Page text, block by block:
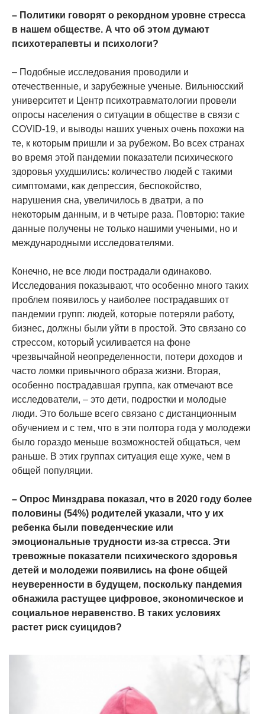
– Политики говорят о рекордном уровне стресса
в нашем обществе. А что об этом думают
психотерапевты и психологи?
– Подобные исследования проводили и
отечественные, и зарубежные ученые. Вильнюсский
университет и Центр психотравматологии провели
опросы населения о ситуации в обществе в связи с
COVID-19, и выводы наших ученых очень похожи на
те, к которым пришли и за рубежом. Во всех странах
во время этой пандемии показатели психического
здоровья ухудшились: количество людей с такими
симптомами, как депрессия, беспокойство,
нарушения сна, увеличилось в дватри, а по
некоторым данным, и в четыре раза. Повторю: такие
данные получены не только нашими учеными, но и
международными исследователями.
Конечно, не все люди пострадали одинаково.
Исследования показывают, что особенно много таких
проблем появилось у наиболее пострадавших от
пандемии групп: людей, которые потеряли работу,
бизнес, должны были уйти в простой. Это связано со
стрессом, который усиливается на фоне
чрезвычайной неопределенности, потери доходов и
часто ломки привычного образа жизни. Вторая,
особенно пострадавшая группа, как отмечают все
исследователи, – это дети, подростки и молодые
люди. Это больше всего связано с дистанционным
обучением и с тем, что в эти полтора года у молодежи
было гораздо меньше возможностей общаться, чем
раньше. В этих группах ситуация еще хуже, чем в
общей популяции.
– Опрос Минздрава показал, что в 2020 году более
половины (54%) родителей указали, что у их
ребенка были поведенческие или
эмоциональные трудности из-за стресса. Эти
тревожные показатели психического здоровья
детей и молодежи появились на фоне общей
неуверенности в будущем, поскольку пандемия
обнажила растущее цифровое, экономическое и
социальное неравенство. В таких условиях
растет риск суицидов?